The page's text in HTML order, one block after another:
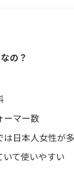
の？
ーマー数
日本人女性が
て使いやすい